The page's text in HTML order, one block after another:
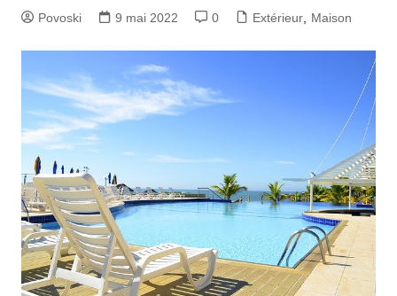
Povoski 9 mai 2022 0 Extérieur, Maison